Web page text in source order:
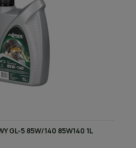
GL-5 85W/140 85W140 1L